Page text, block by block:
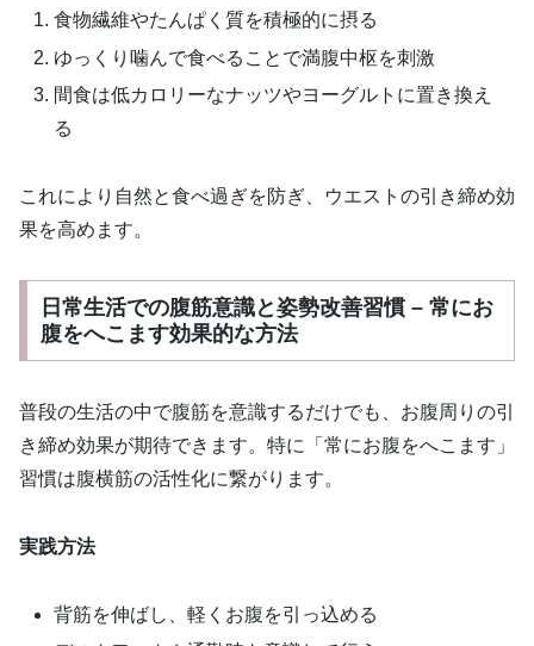
食物繊維やたんぱく質を積極的に摂る
ゆっくり噛んで食べることで満腹中枢を刺激
間食は低カロリーなナッツやヨーグルトに置き換え
る
これにより自然と食べ過ぎを防ぎ、ウエストの引き締め効
果を高めます。
日常生活での腹筋意識と姿勢改善習慣 – 常にお
腹をへこます効果的な方法
普段の生活の中で腹筋を意識するだけでも、お腹周りの引
き締め効果が期待できます。特に「常にお腹をへこます」
習慣は腹横筋の活性化に繋がります。
実践方法
背筋を伸ばし、軽くお腹を引っ込める